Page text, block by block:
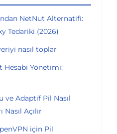
NetNut Alternatifi:
Tedariki (2026)
nasıl toplar
Yönetimi:
ve Adaptif Pil Nasıl
Nasıl Açılır
için Pil